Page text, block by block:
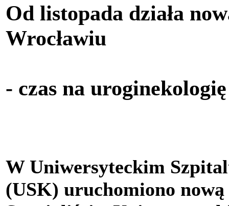
Od listopada działa
Wrocławiu
- czas na
W Uniwersyteckim
(USK) uruchomiono